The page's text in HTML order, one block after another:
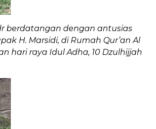
berdatangan dengan antusias
H. Marsidi, di Rumah Qur’an Al
hari raya Idul Adha, 10 Dzulhijjah